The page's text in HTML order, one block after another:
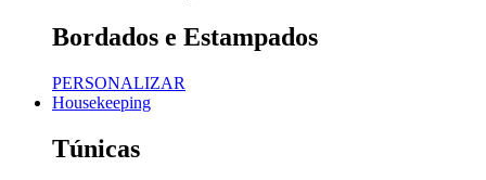
Bordados e Estampados
PERSONALIZAR
Housekeeping
Túnicas